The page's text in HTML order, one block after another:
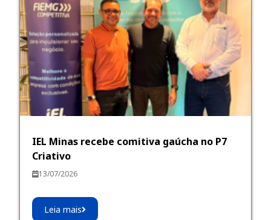
IEL Minas recebe comitiva gaúcha no P7
Criativo
13/07/2026
Leia mais